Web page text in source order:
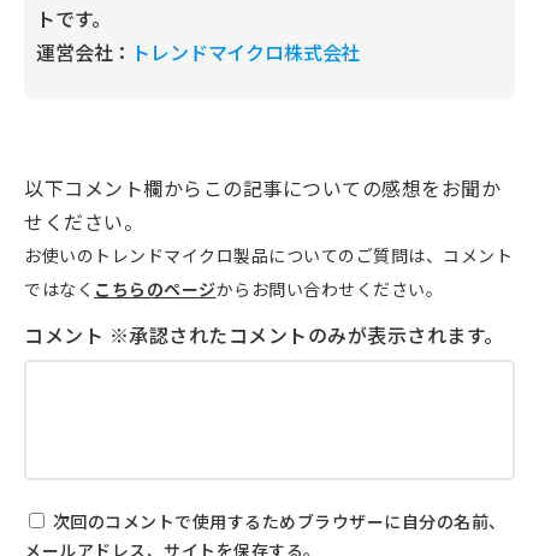
トです。
運営会社： トレンドマイクロ株式会社
以下コメント欄からこの記事についての感想をお聞か
せください。
お使いのトレンドマイクロ製品についてのご質問は、コメント
ではなく こちらのページからお問い合わせください。
次回のコメントで使用するためブラウザーに自分の名前、
メールアドレス、サイトを保存する。